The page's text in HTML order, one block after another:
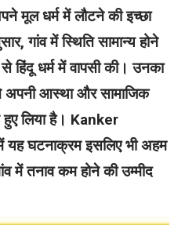
मूल धर्म में लौटने की इच्छा
गांव में स्थिति सामान्य होने
हिंदू धर्म में वापसी की। उनका
अपनी आस्था और सामाजिक
हुए लिया है। Kanker
घटनाक्रम इसलिए भी अहम
में तनाव कम होने की उम्मीद